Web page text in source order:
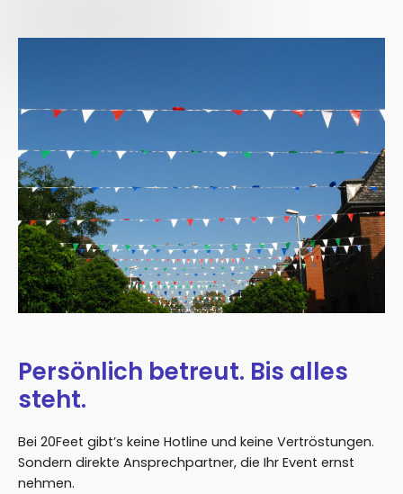
Persönlich betreut. Bis alles
steht.
Bei 20Feet gibt’s keine Hotline und keine Vertröstungen.
Sondern direkte Ansprechpartner, die Ihr Event ernst
nehmen.